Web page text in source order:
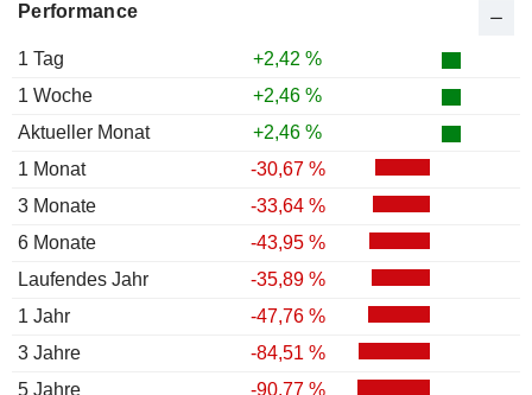
Performance
1 Tag
+2,42 %
1 Woche
+2,46 %
Aktueller Monat
+2,46 %
1 Monat
-30,67 %
3 Monate
-33,64 %
6 Monate
-43,95 %
Laufendes Jahr
-35,89 %
1 Jahr
-47,76 %
3 Jahre
-84,51 %
5 Jahre
-90,77 %